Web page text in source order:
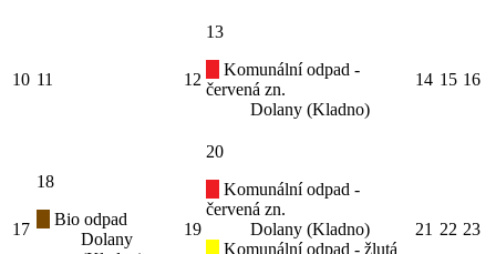
10 11 12
13
Komunální odpad -
červená zn.
Dolany (Kladno)
14 15 16
17
18
Bio odpad
Dolany
19
20
Komunální odpad -
červená zn.
Dolany (Kladno)
Komunální odpad - žlutá
21 22 23